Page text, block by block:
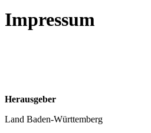
Impressum
Herausgeber
Land Baden-Württemberg